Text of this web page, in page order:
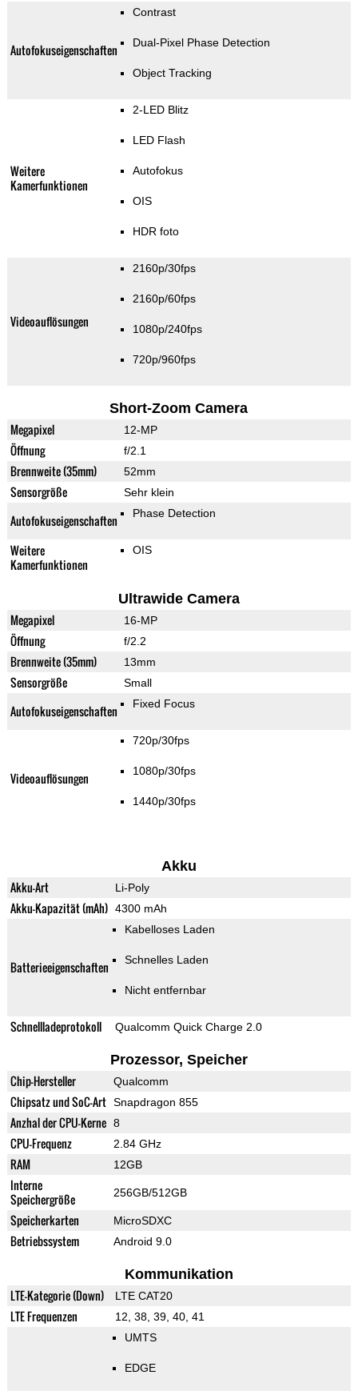
Autofokuseigenschaften
Contrast
Dual-Pixel Phase Detection
Object Tracking
Weitere
Kamerfunktionen
2-LED Blitz
LED Flash
Autofokus
OIS
HDR foto
Videoauflösungen
2160p/30fps
2160p/60fps
1080p/240fps
720p/960fps
Short-Zoom Camera
Megapixel 12-MP
Öffnung f/2.1
Brennweite (35mm) 52mm
Sensorgröße Sehr klein
Autofokuseigenschaften Phase Detection
Weitere
Kamerfunktionen
OIS
Ultrawide Camera
Megapixel 16-MP
Öffnung f/2.2
Brennweite (35mm) 13mm
Sensorgröße Small
Autofokuseigenschaften Fixed Focus
Videoauflösungen
720p/30fps
1080p/30fps
1440p/30fps
Akku
Akku-Art Li-Poly
Akku-Kapazität (mAh) 4300 mAh
Batterieeigenschaften
Kabelloses Laden
Schnelles Laden
Nicht entfernbar
Schnellladeprotokoll Qualcomm Quick Charge 2.0
Prozessor, Speicher
Chip-Hersteller Qualcomm
Chipsatz und SoC-Art Snapdragon 855
Anzhal der CPU-Kerne 8
CPU-Frequenz 2.84 GHz
RAM 12GB
Interne
Speichergröße
256GB/512GB
Speicherkarten MicroSDXC
Betriebssystem Android 9.0
Kommunikation
LTE-Kategorie (Down) LTE CAT20
LTE Frequenzen 12, 38, 39, 40, 41
UMTS
EDGE